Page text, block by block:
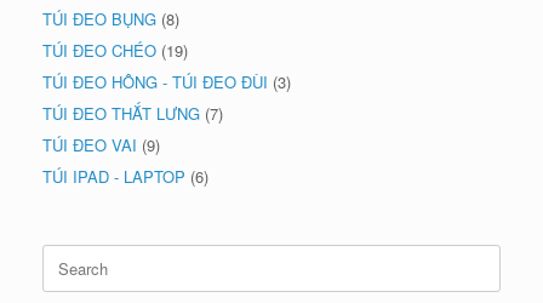
TÚI ĐEO BỤNG (8)
TÚI ĐEO CHÉO (19)
TÚI ĐEO HÔNG - TÚI ĐEO ĐÙI (3)
TÚI ĐEO THẮT LƯNG (7)
TÚI ĐEO VAI (9)
TÚI IPAD - LAPTOP (6)
Search
for: